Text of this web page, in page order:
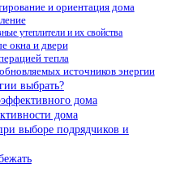
и ориентация дома
утеплители и их свойства
окна и двери
тепла
источников энергии
выбрать?
дома
дома
выборе подрядчиков и